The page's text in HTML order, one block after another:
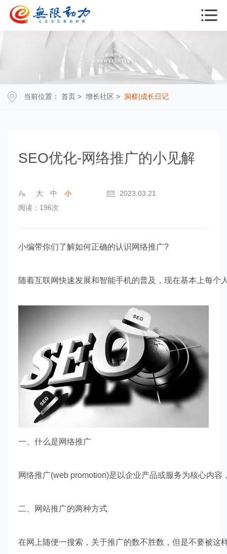
当前位置： 首页 > 增长社区 > 洞察|成长日记
SEO优化-网络推广的小见解
大 中 小
2023.03.21
阅读：196次
小编带你们了解如何正确的认识网络推广?
随着互联网快速发展和智能手机的普及，现在基本上每
一、什么是网络推广
网络推广(web promotion)是以企业产品或服务为核心内
二、网站推广的两种方式
在网上随便一搜索，关于推广的数不胜数，但是不要被